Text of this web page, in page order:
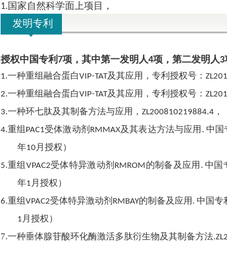
1.国家自然科学面上项目，
发明专利
授权中国专利7项，其中第一发明人4项，第二发明人3
1.一种重组融合蛋白VIP-TAT及其应用，专利授权号：
2.一种重组融合蛋白VIP-TAT及其应用，专利授权号：
3.一种环七肽及其制备方法与应用， ZL200810219884.4，
4.重组PAC1受体激动剂 RMMAX及其表达方法与应用 . 中国
年10月授权）
5.重组 VPAC2受体特异激动剂 RMROM 的制备及应用 . 中国
年1 月授权）
6.重组VPAC2受体特异激动剂 RMBAY的制备及应用 . 中国专
1 月授权）
7.一种垂体腺苷酸环化酶激活多肽衍生物及其制备方法